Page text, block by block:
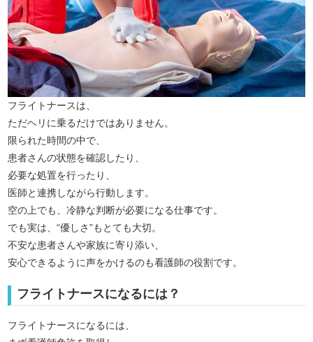
フライトナースは、
ただヘリに乗るだけではありません。
限られた時間の中で、
患者さんの状態を確認したり、
必要な処置を行ったり、
医師と連携しながら行動します。
空の上でも、冷静な判断が必要になる仕事です。
でも実は、“優しさ”もとても大切。
不安な患者さんや家族に寄り添い、
安心できるように声をかけるのも看護師の役割です。
フライトナースになるには？
フライトナースになるには、